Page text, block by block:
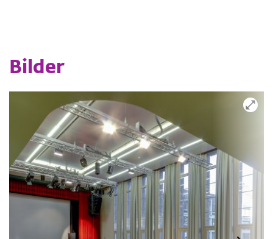
Bilder